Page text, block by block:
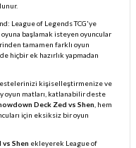
League of Legends TCG'ye
oyuna başlamak isteyen oyuncular
tamamen farklı oyun
hiçbir ek hazırlık yapmadan
kişiselleştirmenize ve
oyun matları, katlanabilir deste
Deck Zed vs Shen , hem
için eksiksiz bir oyun
Shen ekleyerek League of